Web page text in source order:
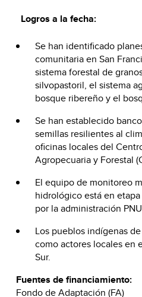
Logros a la fecha:
Se han identificado
comunitaria en San
sistema forestal de
silvopastoril, el sistema
bosque ribereño y el
Se han establecido
semillas resilientes al
oficinas locales del
Agropecuaria y Forestal
El equipo de monitoreo
hidrológico está en
por la administración
Los pueblos indígenas
como actores locales en
Sur.
Fuentes de financiamiento:
Fondo de Adaptación (FA)